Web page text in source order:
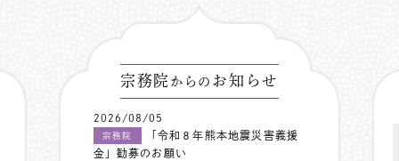
宗務院 からの お知らせ
2026/08/05
宗務院
「令和８年熊本地震災害義援
金」勧募のお願い